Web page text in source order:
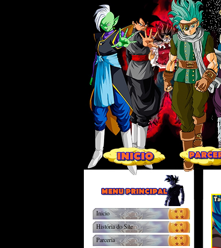
Inicio
História do Site
Parceria